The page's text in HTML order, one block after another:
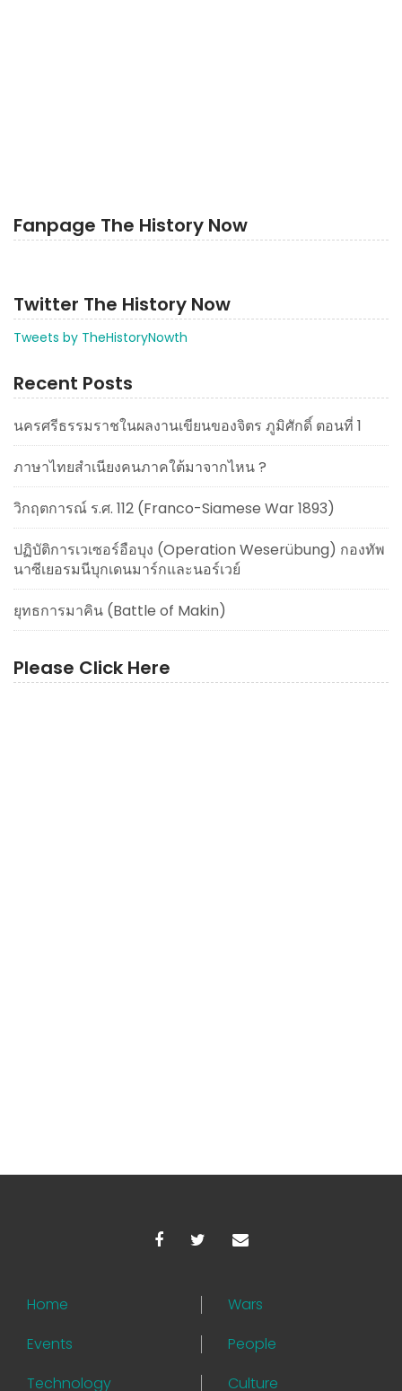
Fanpage The History Now
Twitter The History Now
Tweets by TheHistoryNowth
Recent Posts
นครศรีธรรมราชในผลงานเขียนของจิตร ภูมิศักดิ์ ตอนที่ 1
ภาษาไทยสำเนียงคนภาคใต้มาจากไหน ?
วิกฤตการณ์ ร.ศ. 112 (Franco-Siamese War 1893)
ปฏิบัติการเวเซอร์อือบุง (Operation Weserübung) กองทัพ
นาซีเยอรมนีบุกเดนมาร์กและนอร์เวย์
ยุทธการมาคิน (Battle of Makin)
Please Click Here
Home
Wars
Events
People
Technology
Culture